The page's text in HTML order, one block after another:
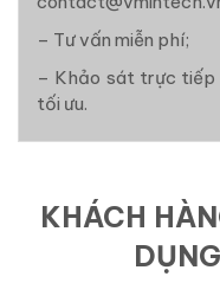
– Tư vấn miễn phí;
– Khảo sát trực tiếp
tối ưu.
KHÁCH